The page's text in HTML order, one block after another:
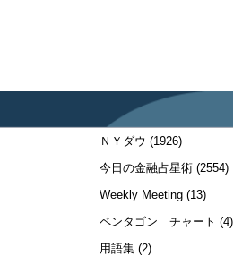
ＮＹダウ (1926)
今日の金融占星術 (2554)
Weekly Meeting (13)
ペンタゴン チャート (4)
用語集 (2)